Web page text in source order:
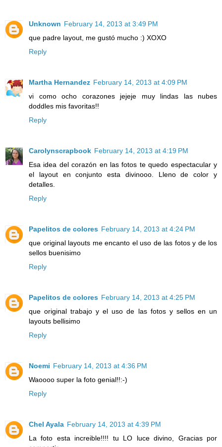
Unknown February 14, 2013 at 3:49 PM
que padre layout, me gustó mucho :) XOXO
Reply
Martha Hernandez February 14, 2013 at 4:09 PM
vi como ocho corazones jejeje muy lindas las nubes
doddles mis favoritas!!
Reply
Carolynscrapbook February 14, 2013 at 4:19 PM
Esa idea del corazón en las fotos te quedo espectacular y
el layout en conjunto esta divinooo. Lleno de color y
detalles.
Reply
Papelitos de colores February 14, 2013 at 4:24 PM
que original layouts me encanto el uso de las fotos y de los
sellos buenisimo
Reply
Papelitos de colores February 14, 2013 at 4:25 PM
que original trabajo y el uso de las fotos y sellos en un
layouts bellisimo
Reply
Noemi February 14, 2013 at 4:36 PM
Waoooo super la foto genial!!:-)
Reply
Chel Ayala February 14, 2013 at 4:39 PM
La foto esta increible!!!! tu LO luce divino, Gracias por